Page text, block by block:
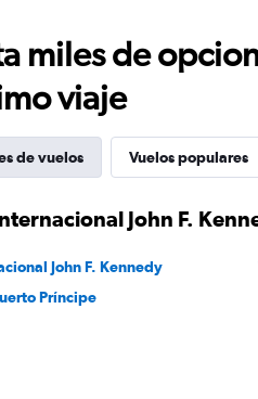
miles de
viaje
de vuelos Vuelos populares
John F.
John F. Kennedy
Príncipe